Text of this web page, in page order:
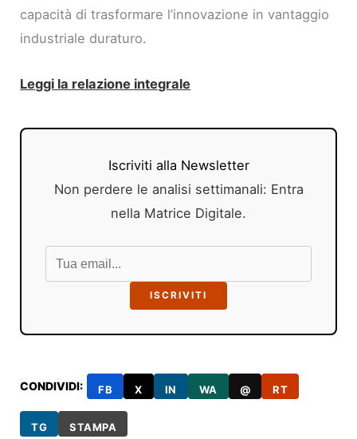
capacità di trasformare l’innovazione in vantaggio
industriale duraturo.
Leggi la relazione integrale
Iscriviti alla Newsletter
Non perdere le analisi settimanali: Entra
nella Matrice Digitale.
ISCRIVITI
CONDIVIDI: FB X IN WA @ RT
TG STAMPA